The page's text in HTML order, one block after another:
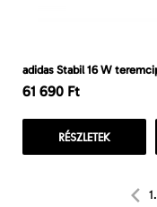
adidas Stabil 16 W
61 690 Ft
RÉSZLETEK